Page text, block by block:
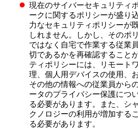
現在のサイバーセキュリティ
ークに関するポリシーが盛り
力なセキュリティポリシーが
しれません。しかし、そのポ
ではなく自宅で作業する従業
切であるかを再確認すること
ティポリシーには、リモート
理、個人用デバイスの使用、
その他の情報への従業員から
ータのプライバシー保護につ
る必要があります。また、シ
クノロジーの利用が増加する
る必要があります。